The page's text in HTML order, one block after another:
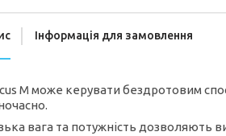
Інформація для замовлення
M може керувати бездротовим
вага та потужність дозволяють